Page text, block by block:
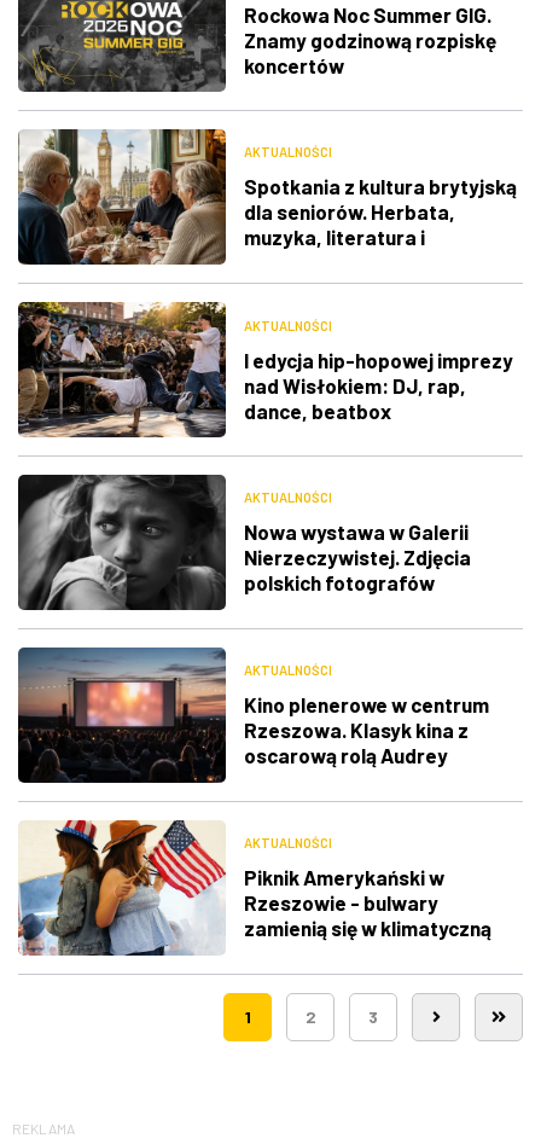
Rockowa Noc Summer GIG.
Znamy godzinową rozpiskę
koncertów
AKTUALNOŚCI
Spotkania z kultura brytyjską
dla seniorów. Herbata,
muzyka, literatura i
AKTUALNOŚCI
I edycja hip-hopowej imprezy
nad Wisłokiem: DJ, rap,
dance, beatbox
AKTUALNOŚCI
Nowa wystawa w Galerii
Nierzeczywistej. Zdjęcia
polskich fotografów
AKTUALNOŚCI
Kino plenerowe w centrum
Rzeszowa. Klasyk kina z
oscarową rolą Audrey
AKTUALNOŚCI
Piknik Amerykański w
Rzeszowie - bulwary
zamienią się w klimatyczną
1 2 3
REKLAMA